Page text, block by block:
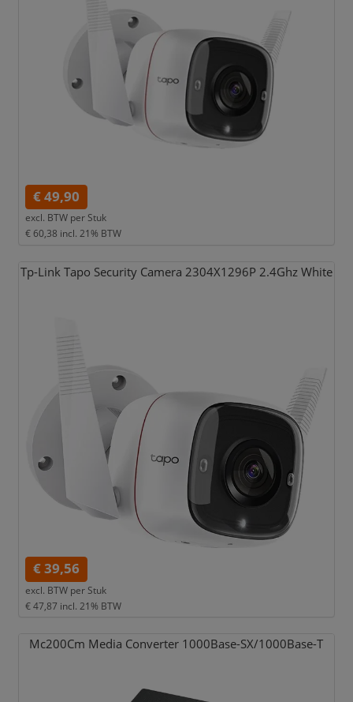
€ 49,90
excl. BTW per Stuk
€ 60,38 incl. 21% BTW
Tp-Link Tapo Security Camera 2304X1296P 2.4Ghz White
€ 39,56
excl. BTW per Stuk
€ 47,87 incl. 21% BTW
Mc200Cm Media Converter 1000Base-SX/1000Base-T